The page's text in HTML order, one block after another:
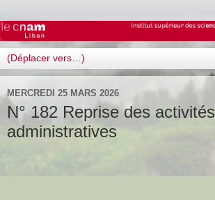
MERCREDI 25 MARS 2026
N° 182 Reprise des activités
administratives